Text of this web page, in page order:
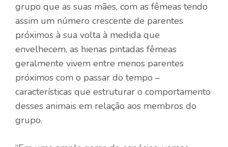
grupo que as suas mães, com as fêmeas tendo
assim um número crescente de parentes
próximos à sua volta à medida que
envelhecem, as hienas pintadas fêmeas
geralmente vivem entre menos parentes
próximos com o passar do tempo –
características que estruturar o comportamento
desses animais em relação aos membros do
grupo.